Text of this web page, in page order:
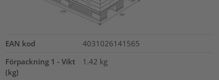
EAN kod
4031026141565
Förpackning 1 - Vikt
(kg)
1.42 kg